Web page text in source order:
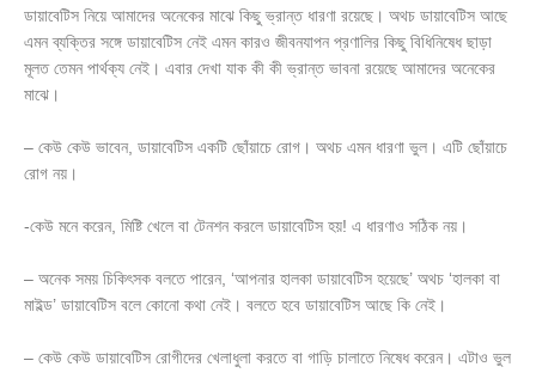
ডায়াবেটিস নিয়ে আমাদের অনেকের মাঝে কিছু ভ্রান্ত ধারণা রয়েছে। অথচ ডায়াবেটিস আছে
এমন ব্যক্তির সঙ্গে ডায়াবেটিস নেই এমন কারও জীবনযাপন প্রণালির কিছু বিধিনিষেধ ছাড়া
মূলত তেমন পার্থক্য নেই। এবার দেখা যাক কী কী ভ্রান্ত ভাবনা রয়েছে আমাদের অনেকের
মাঝে।
– কেউ কেউ ভাবেন, ডায়াবেটিস একটি ছোঁয়াচে রোগ। অথচ এমন ধারণা ভুল। এটি ছোঁয়াচে
রোগ নয়।
-কেউ মনে করেন, মিষ্টি খেলে বা টেনশন করলে ডায়াবেটিস হয়! এ ধারণাও সঠিক নয়।
– অনেক সময় চিকিৎসক বলতে পারেন, ‘আপনার হালকা ডায়াবেটিস হয়েছে’ অথচ ‘হালকা বা
মাইল্ড’ ডায়াবেটিস বলে কোনো কথা নেই। বলতে হবে ডায়াবেটিস আছে কি নেই।
– কেউ কেউ ডায়াবেটিস রোগীদের খেলাধুলা করতে বা গাড়ি চালাতে নিষেধ করেন। এটাও ভুল